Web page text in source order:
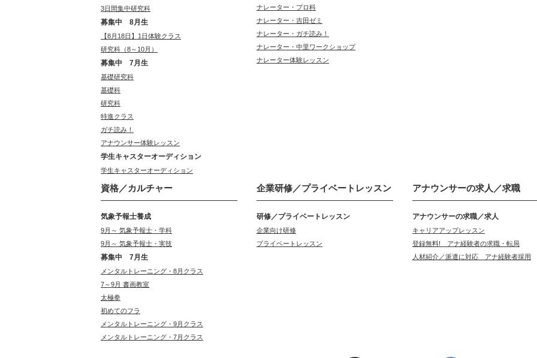
3日間集中研究科
募集中 8月生
【8月18日】1日体験クラス
研究科（8～10月）
募集中 7月生
基礎研究科
基礎科
研究科
特進クラス
ガチ読み！
アナウンサー体験レッスン
学生キャスターオーディション
学生キャスターオーディション
ナレーター・プロ科
ナレーター・吉田ゼミ
ナレーター・ガチ読み！
ナレーター・中里ワークショップ
ナレーター体験レッスン
資格／カルチャー
気象予報士養成
9月～ 気象予報士・学科
9月～ 気象予報士・実技
募集中 7月生
メンタルトレーニング・8月クラス
7～9月 書画教室
太極拳
初めてのフラ
メンタルトレーニング・9月クラス
メンタルトレーニング・7月クラス
企業研修／プライベートレッスン
研修／プライベートレッスン
企業向け研修
プライベートレッスン
アナウンサーの求人／求職
アナウンサーの求職／求人
キャリアアップレッスン
登録無料! アナ経験者の求職・転局
人材紹介／派遣に対応 アナ経験者採用